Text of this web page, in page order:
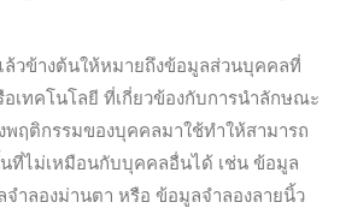
วข้างต้นให้หมายถึงข้อมูลส่วนบุคคลที่
อเทคโนโลยี ที่เกี่ยวข้องกับการนำลักษณะ
พฤติกรรมของบุคคลมาใช้ทำให้สามารถ
ที่ไม่เหมือนกับบุคคลอื่นได้ เช่น ข้อมูล
ำลองม่านตา หรือ ข้อมูลจำลองลายนิ้ว